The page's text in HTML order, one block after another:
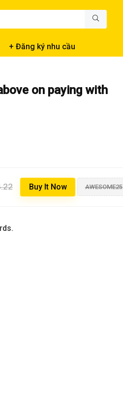
+ Đăng ký nhu cầu
on paying with
Buy It Now AWESOME25